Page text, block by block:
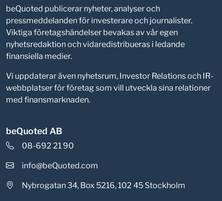
beQuoted publicerar nyheter, analyser och
pressmeddelanden för investerare och journalister.
Viktiga företagshändelser bevakas av vår egen
nyhetsredaktion och vidaredistribueras i ledande
finansiella medier.
Vi uppdaterar även nyhetsrum, Investor Relations och IR-
webbplatser för företag som vill utveckla sina relationer
med finansmarknaden.
beQuoted AB
08-692 21 90
info@beQuoted.com
Nybrogatan 34, Box 5216, 102 45 Stockholm